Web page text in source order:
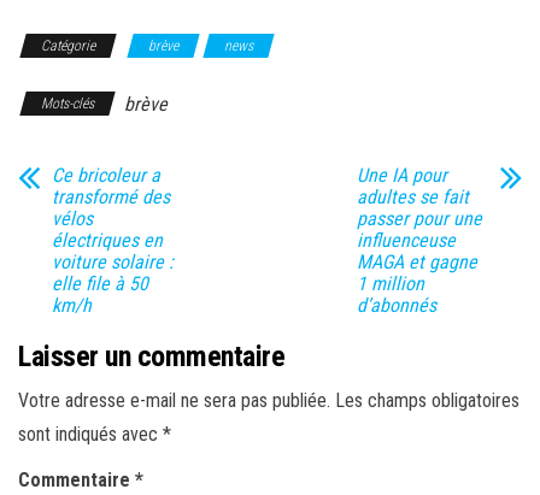
Catégorie brève news
Mots-clés brève
Ce bricoleur a
transformé des
vélos
électriques en
voiture solaire :
elle file à 50
km/h
Une IA pour
adultes se fait
passer pour une
influenceuse
MAGA et gagne
1 million
d’abonnés
Laisser un commentaire
Votre adresse e-mail ne sera pas publiée. Les champs obligatoires
sont indiqués avec *
Commentaire *